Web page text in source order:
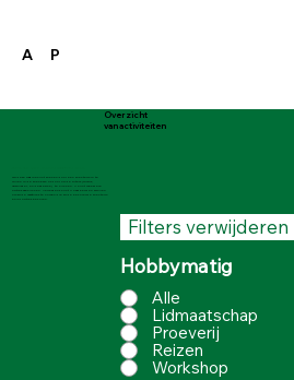
A P
Overzicht
van activiteiten
Filters verwijderen
Op deze pagina kunt zoeken door een zoekterm in te
vullen in de zoekbalk of door op de filters (cursus,
vrijwilliger, en dergelijke) te klikken. U kunt meerdere
opties aanklikken. Vervolgens kunt u naar benden scrollen
om bij de vacatures te komen die bij de behorende zoekterm
en/of opties behoren.
Hobbymatig
Alle
Lidmaatschap
Proeverij
Reizen
Workshop